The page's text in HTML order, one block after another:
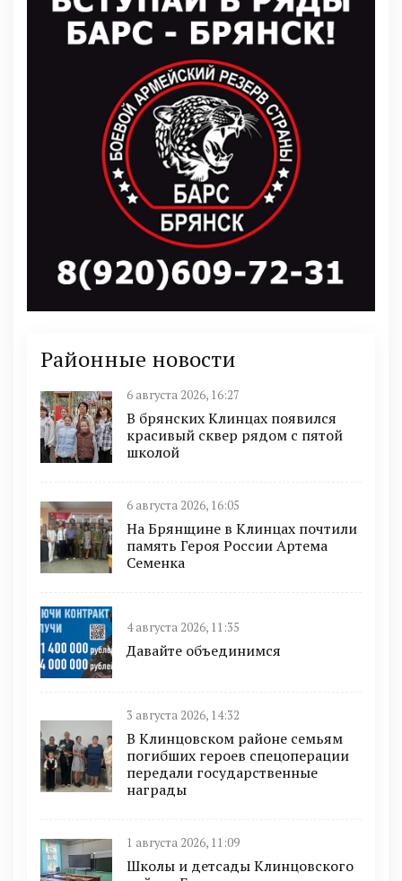
Районные новости
6 августа 2026, 16:27
В брянских Клинцах появился
красивый сквер рядом с пятой
школой
6 августа 2026, 16:05
На Брянщине в Клинцах почтили
память Героя России Артема
Семенка
4 августа 2026, 11:35
Давайте объединимся
3 августа 2026, 14:32
В Клинцовском районе семьям
погибших героев спецоперации
передали государственные
награды
1 августа 2026, 11:09
Школы и детсады Клинцовского